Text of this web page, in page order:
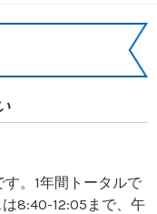
。1年間トータルで
8:40-12:05まで、午